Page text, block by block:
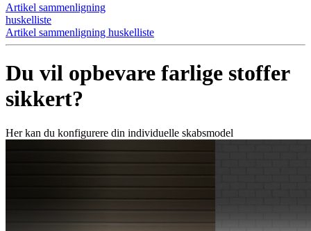
Artikel sammenligning
huskelliste
Artikel sammenligning huskelliste
Du vil opbevare farlige stoffer
sikkert?
Her kan du konfigurere din individuelle skabsmodel